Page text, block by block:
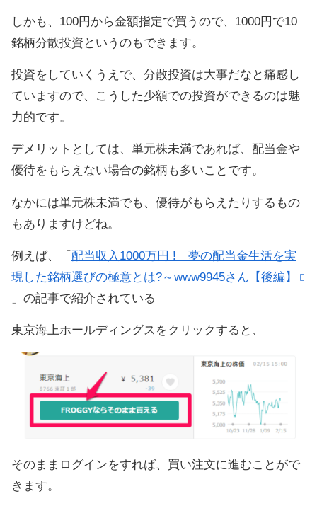
しかも、100円から金額指定で買うので、1000円で10
銘柄分散投資というのもできます。
投資をしていくうえで、分散投資は大事だなと痛感し
ていますので、こうした少額での投資ができるのは魅
力的です。
デメリットとしては、単元株未満であれば、配当金や
優待をもらえない場合の銘柄も多いことです。
なかには単元株未満でも、優待がもらえたりするもの
もありますけどね。
例えば、「 配当収入1000万円 ! 夢の配当金生活を実
現した銘柄選びの極意とは?～www9945さん【後編】
」の記事で紹介されている
東京海上ホールディングスをクリックすると、
そのままログインをすれば、買い注文に進むことがで
きます。